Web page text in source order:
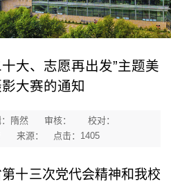
大、志愿再出发”主题美
大赛的通知
隋然 审核：
校对：
来源： 点击： 1405
十三次党代会精神和我校